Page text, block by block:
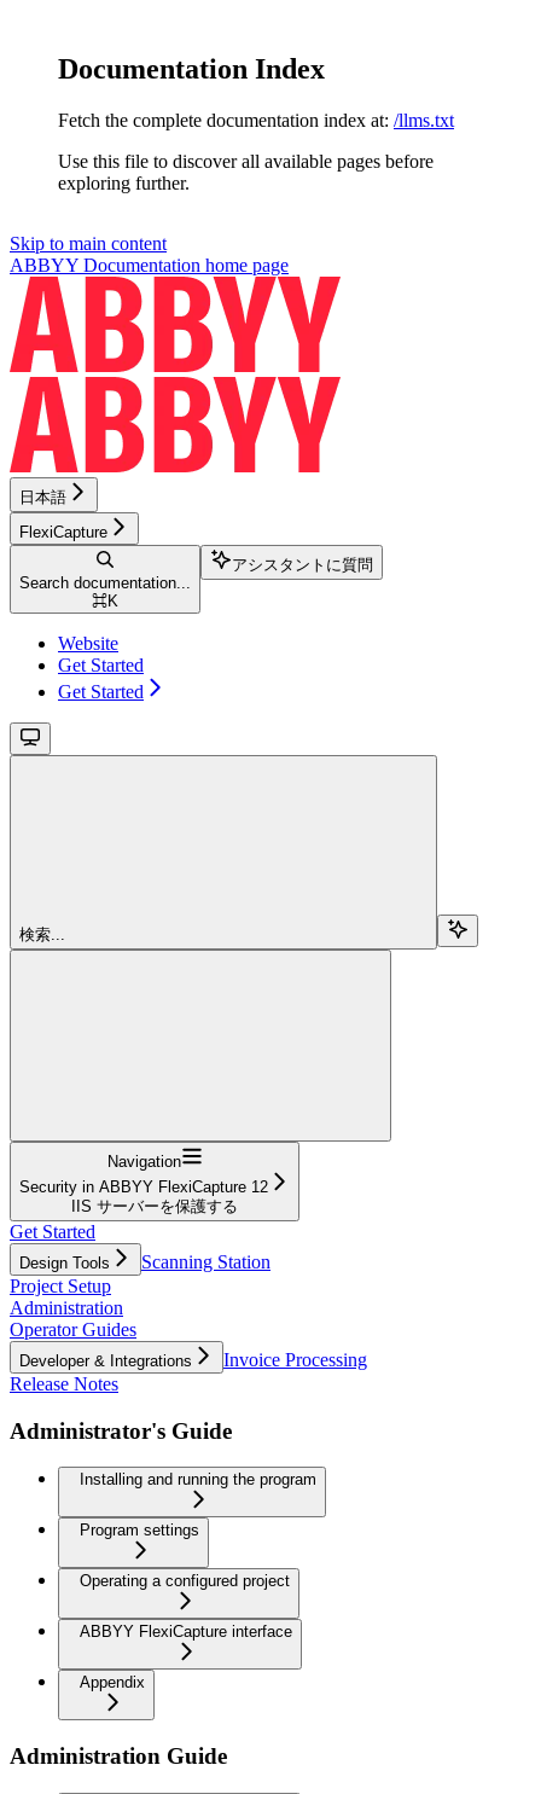
Documentation Index
Fetch the complete documentation index at: /llms.txt
Use this file to discover all available pages before
exploring further.
Skip to main content
ABBYY Documentation home page
日本語
FlexiCapture
Search documentation...
⌘K
アシスタントに質問
Website
Get Started
Get Started
検索...
Navigation
Security in ABBYY FlexiCapture 12
IIS サーバーを保護する
Get Started
Design Tools
Scanning Station
Project Setup
Administration
Operator Guides
Developer & Integrations
Invoice Processing
Release Notes
Administrator's Guide
Installing and running the program
Program settings
Operating a configured project
ABBYY FlexiCapture interface
Appendix
Administration Guide